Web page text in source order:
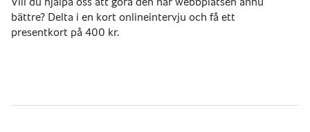
bättre? Delta i en kort onlineintervju och få ett
presentkort på 400 kr.